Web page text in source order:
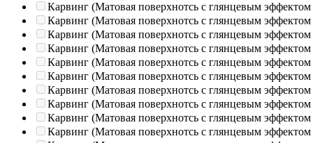
Карвинг (Матовая поверхнотсь с глянцевым эффектом
Карвинг (Матовая поверхнотсь с глянцевым эффектом
Карвинг (Матовая поверхнотсь с глянцевым эффектом
Карвинг (Матовая поверхнотсь с глянцевым эффектом
Карвинг (Матовая поверхнотсь с глянцевым эффектом
Карвинг (Матовая поверхнотсь с глянцевым эффектом
Карвинг (Матовая поверхнотсь с глянцевым эффектом
Карвинг (Матовая поверхнотсь с глянцевым эффектом
Карвинг (Матовая поверхнотсь с глянцевым эффектом
Карвинг (Матовая поверхнотсь с глянцевым эффектом